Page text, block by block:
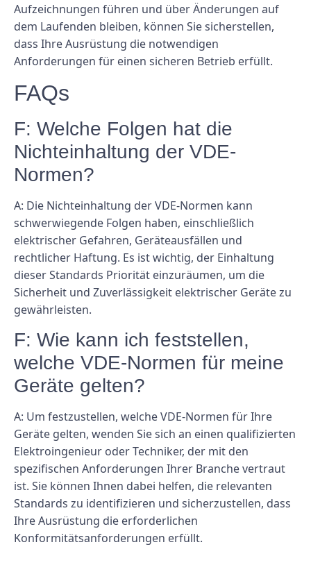
Aufzeichnungen führen und über Änderungen auf
dem Laufenden bleiben, können Sie sicherstellen,
dass Ihre Ausrüstung die notwendigen
Anforderungen für einen sicheren Betrieb erfüllt.
FAQs
F: Welche Folgen hat die
Nichteinhaltung der VDE-
Normen?
A: Die Nichteinhaltung der VDE-Normen kann
schwerwiegende Folgen haben, einschließlich
elektrischer Gefahren, Geräteausfällen und
rechtlicher Haftung. Es ist wichtig, der Einhaltung
dieser Standards Priorität einzuräumen, um die
Sicherheit und Zuverlässigkeit elektrischer Geräte zu
gewährleisten.
F: Wie kann ich feststellen,
welche VDE-Normen für meine
Geräte gelten?
A: Um festzustellen, welche VDE-Normen für Ihre
Geräte gelten, wenden Sie sich an einen qualifizierten
Elektroingenieur oder Techniker, der mit den
spezifischen Anforderungen Ihrer Branche vertraut
ist. Sie können Ihnen dabei helfen, die relevanten
Standards zu identifizieren und sicherzustellen, dass
Ihre Ausrüstung die erforderlichen
Konformitätsanforderungen erfüllt.